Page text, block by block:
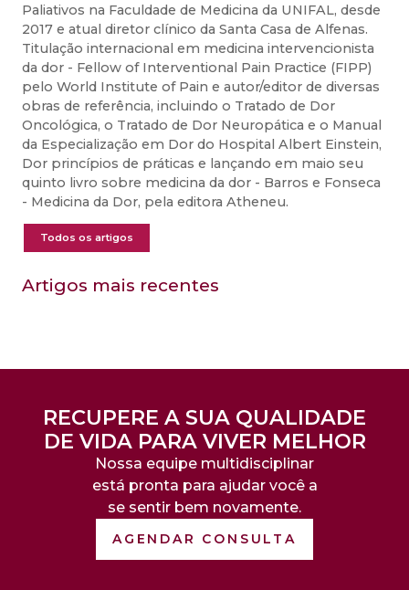
Paliativos na Faculdade de Medicina da UNIFAL, desde
2017 e atual diretor clínico da Santa Casa de Alfenas.
Titulação internacional em medicina intervencionista
da dor - Fellow of Interventional Pain Practice (FIPP)
pelo World Institute of Pain e autor/editor de diversas
obras de referência, incluindo o Tratado de Dor
Oncológica, o Tratado de Dor Neuropática e o Manual
da Especialização em Dor do Hospital Albert Einstein,
Dor princípios de práticas e lançando em maio seu
quinto livro sobre medicina da dor - Barros e Fonseca
- Medicina da Dor, pela editora Atheneu.
Todos os artigos
Artigos mais recentes
RECUPERE A SUA QUALIDADE
DE VIDA PARA VIVER MELHOR
Nossa equipe multidisciplinar
está pronta para ajudar você a
se sentir bem novamente.
AGENDAR CONSULTA